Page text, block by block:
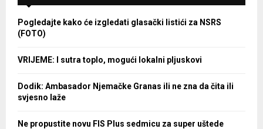
Pogledajte kako će izgledati glasački listići za NSRS
(FOTO)
VRIJEME: I sutra toplo, mogući lokalni pljuskovi
Dodik: Ambasador Njemačke Granas ili ne zna da čita ili
svjesno laže
Ne propustite novu FIS Plus sedmicu za super uštede